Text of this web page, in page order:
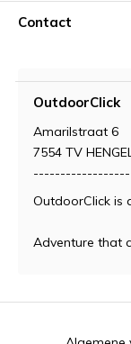
Contact
OutdoorClick
Amarilstraat 6
7554 TV
OutdoorClick is
Adventure that